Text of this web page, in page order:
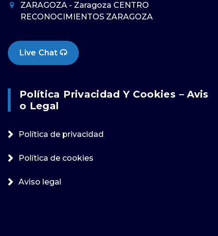
ZARAGOZA - Zaragoza CENTRO
RECONOCIMIENTOS ZARAGOZA
Live Chat
Política Privacidad Y Cookies – Avis
O Legal
Política de privacidad
Política de cookies
Aviso legal